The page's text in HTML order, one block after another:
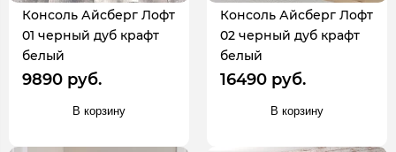
Консоль Айсберг Лофт
01 черный дуб крафт
белый
9890 руб.
В корзину
Консоль Айсберг Лофт
02 черный дуб крафт
белый
16490 руб.
В корзину